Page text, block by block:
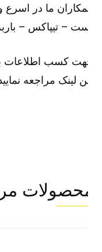
ما در اسرع
– تیپاکس – باربری
کسب اطلاعات
لینک مراجعه نمایید.